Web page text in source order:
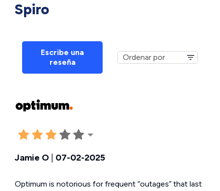
Spiro
Escribe una
reseña
Jamie O 07-02-2025
Optimum is notorious for frequent “outages” that last